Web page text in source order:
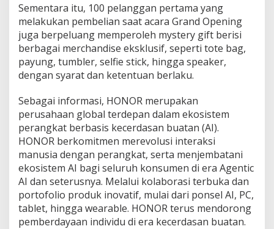
Sementara itu, 100 pelanggan pertama yang
melakukan pembelian saat acara Grand Opening
juga berpeluang memperoleh mystery gift berisi
berbagai merchandise eksklusif, seperti tote bag,
payung, tumbler, selfie stick, hingga speaker,
dengan syarat dan ketentuan berlaku.
Sebagai informasi, HONOR merupakan
perusahaan global terdepan dalam ekosistem
perangkat berbasis kecerdasan buatan (AI).
HONOR berkomitmen merevolusi interaksi
manusia dengan perangkat, serta menjembatani
ekosistem AI bagi seluruh konsumen di era Agentic
AI dan seterusnya. Melalui kolaborasi terbuka dan
portofolio produk inovatif, mulai dari ponsel AI, PC,
tablet, hingga wearable. HONOR terus mendorong
pemberdayaan individu di era kecerdasan buatan.